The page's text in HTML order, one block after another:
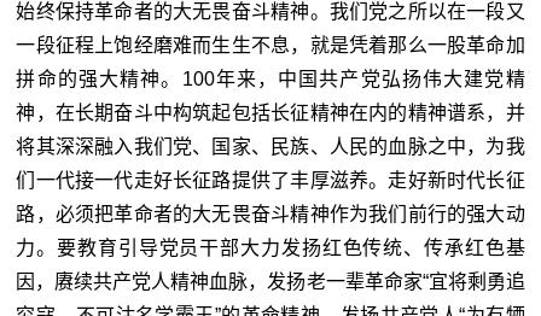
始终保持革命者的大无畏奋斗精神。我们党之所以在一段又
一段征程上饱经磨难而生生不息，就是凭着那么一股革命加
拼命的强大精神。100年来，中国共产党弘扬伟大建党精
神，在长期奋斗中构筑起包括长征精神在内的精神谱系，并
将其深深融入我们党、国家、民族、人民的血脉之中，为我
们一代接一代走好长征路提供了丰厚滋养。走好新时代长征
路，必须把革命者的大无畏奋斗精神作为我们前行的强大动
力。要教育引导党员干部大力发扬红色传统、传承红色基
因，赓续共产党人精神血脉，发扬老一辈革命家“宜将剩勇追